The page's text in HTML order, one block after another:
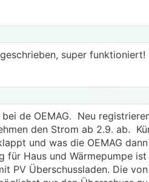
super funktioniert!
de OEMAG. Neu
den Strom ab 2.9. ab.
und was die OEMAG
für Haus und Wärmepumpe
PV Überschussladen. Die